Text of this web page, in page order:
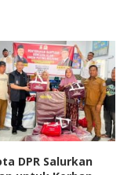
DPR Salurkan